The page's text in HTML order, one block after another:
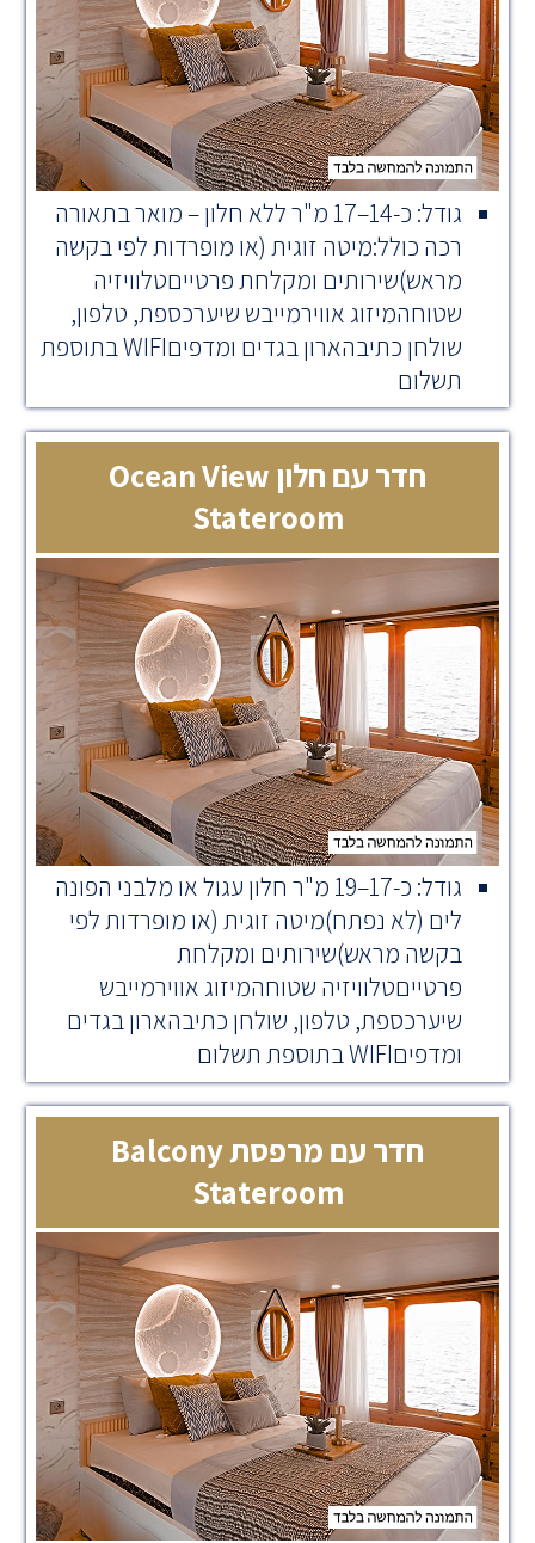
גודל: כ-14–17 מ"ר ללא חלון – מואר בתאורה
רכה כולל:מיטה זוגית (או מופרדות לפי בקשה
מראש)שירותים ומקלחת פרטייםטלוויזיה
שטוחהמיזוג אווירמייבש שיערכספת, טלפון,
שולחן כתיבהארון בגדים ומדפיםWIFI בתוספת
תשלום
חדר עם חלון Ocean View
Stateroom
גודל: כ-17–19 מ"ר חלון עגול או מלבני הפונה
לים (לא נפתח)מיטה זוגית (או מופרדות לפי
בקשה מראש)שירותים ומקלחת
פרטייםטלוויזיה שטוחהמיזוג אווירמייבש
שיערכספת, טלפון, שולחן כתיבהארון בגדים
ומדפיםWIFI בתוספת תשלום
חדר עם מרפסת Balcony
Stateroom